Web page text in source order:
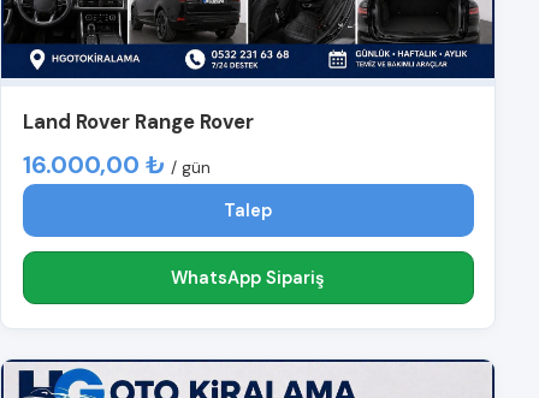
Land Rover Range Rover
16.000,00 ₺ / gün
Talep
WhatsApp Sipariş